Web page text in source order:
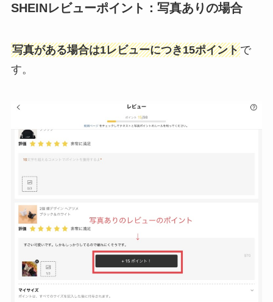
SHEINレビューポイント：写真ありの場合
写真がある場合は1レビューにつき15ポイントで
す。